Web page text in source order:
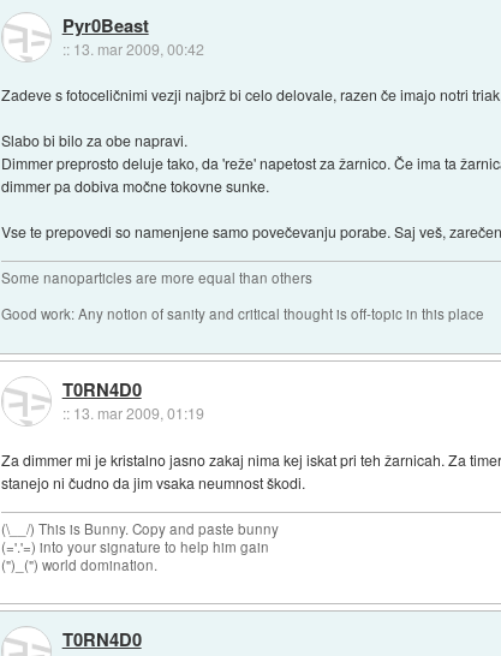
Pyr0Beast
:: 13. mar 2009, 00:42
Zadeve s fotoceličnimi vezji najbrž bi celo delovale, razen če imajo notri
Slabo bi bilo za obe napravi.
Dimmer preprosto deluje tako, da 'reže' napetost za žarnico. Če ima ta
dimmer pa dobiva močne tokovne sunke.
Vse te prepovedi so namenjene samo povečevanju porabe. Saj veš,
Some nanoparticles are more equal than others
Good work: Any notion of sanity and critical thought is off-topic in this place
T0RN4D0
:: 13. mar 2009, 01:19
Za dimmer mi je kristalno jasno zakaj nima kej iskat pri teh žarnicah. Za
stanejo ni čudno da jim vsaka neumnost škodi.
(\__/) This is Bunny. Copy and paste bunny
(='.'=) into your signature to help him gain
(")_(") world domination.
T0RN4D0